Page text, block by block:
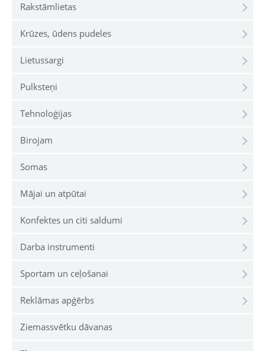
Rakstāmlietas
Krūzes, ūdens pudeles
Lietussargi
Pulksteņi
Tehnoloģijas
Birojam
Somas
Mājai un atpūtai
Konfektes un citi saldumi
Darba instrumenti
Sportam un ceļošanai
Reklāmas apģērbs
Ziemassvētku dāvanas